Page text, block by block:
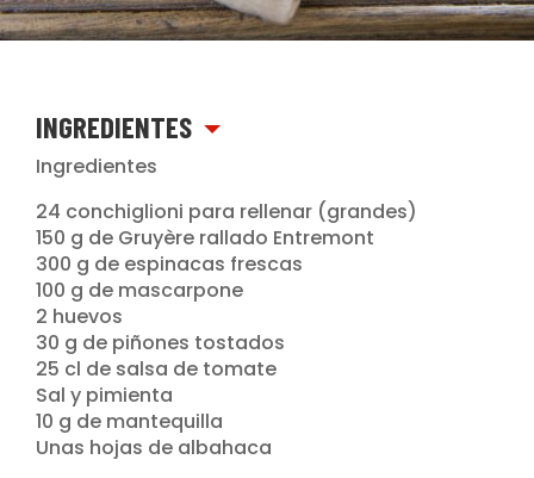
INGREDIENTES
Ingredientes
24 conchiglioni para rellenar (grandes)
150 g de Gruyère rallado Entremont
300 g de espinacas frescas
100 g de mascarpone
2 huevos
30 g de piñones tostados
25 cl de salsa de tomate
Sal y pimienta
10 g de mantequilla
Unas hojas de albahaca